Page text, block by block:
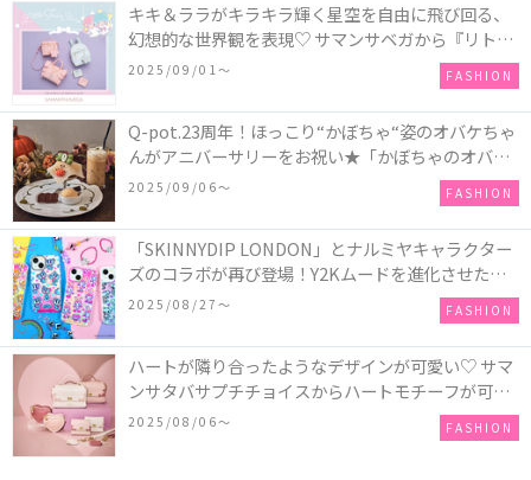
キキ＆ララがキラキラ輝く星空を自由に飛び回る、
幻想的な世界観を表現♡ サマンサベガから『リトル
ツインスターズ』50周年アニバーサリーイヤー』を
2025/09/01〜 FASHION
Q-pot.23周年！ほっこり“かぼちゃ“姿のオバケちゃ
んがアニバーサリーをお祝い★「かぼちゃのオバケ
ーキアクセサリー」が新発売！Q-pot CAFE.では
「かぼちゃのオバケーキプレート」も登場
2025/09/06〜 FASHION
「SKINNYDIP LONDON」とナルミヤキャラクター
ズのコラボが再び登場！Y2Kムードを進化させた新
作コレクションを発売♪
2025/08/27〜 FASHION
ハートが隣り合ったようなデザインが可愛い♡ サマ
ンサタバサプチチョイスからハートモチーフが可愛
いHeart Collectionが発売！
2025/08/06〜 FASHION